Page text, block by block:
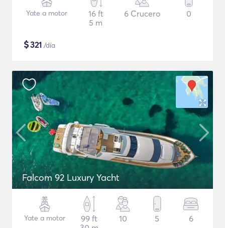
Yate a motor
16 ft
5 m
6 Crucero 0
$321 /día
Falcom 92 Luxury Yacht
Yate a motor
99 ft
10 5 6